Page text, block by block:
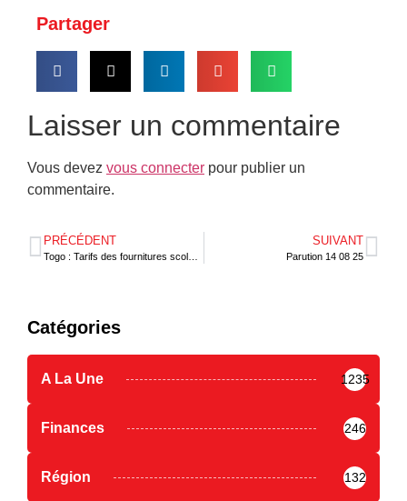
Partager
Laisser un commentaire
Vous devez vous connecter pour publier un
commentaire.
PRÉCÉDENT SUIVANT
Parution 14 08 25
Catégories
A La Une 1235
Finances 246
Région 132